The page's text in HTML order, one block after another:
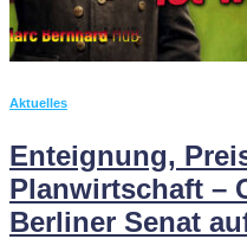
Aktuelles
Enteignung,
Planwirtschaft –
Berliner Senat